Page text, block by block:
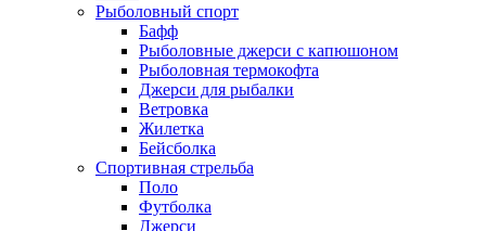
Рыболовный спорт
Бафф
Рыболовные джерси с капюшоном
Рыболовная термокофта
Джерси для рыбалки
Ветровка
Жилетка
Бейсболка
Спортивная стрельба
Поло
Футболка
Джерси